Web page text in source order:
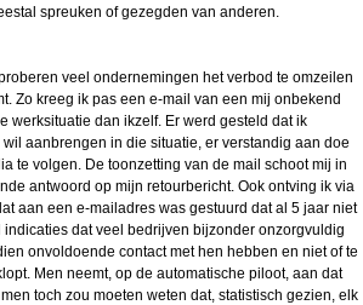
spreuken of gezegden van anderen.
veel ondernemingen het verbod te omzeilen
Zo kreeg ik pas een e-mail van een mij onbekend
werksituatie dan ikzelf. Er werd gesteld dat ik
aanbrengen in die situatie, er verstandig aan doe
te volgen. De toonzetting van de mail schoot mij in
antwoord op mijn retourbericht. Ook ontving ik via
aan een e-mailadres was gestuurd dat al 5 jaar niet
dat veel bedrijven bijzonder onzorgvuldig
onvoldoende contact met hen hebben en niet of te
Men neemt, op de automatische piloot, aan dat
toch zou moeten weten dat, statistisch gezien, elk